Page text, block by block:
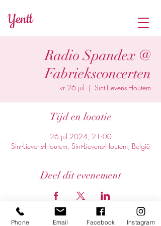
Yentl
Radio Spandex @
Fabrieksconcerten
vr 26 jul
  |
Sint-Lievens-Houtem
Tijd en locatie
26 jul 2024, 21:00
Sint-Lievens-Houtem, Sint-Lievens-Houtem, België
Deel dit evenement
Phone Email Facebook Instagram